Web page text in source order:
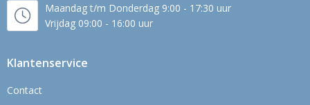
Maandag t/m Donderdag 9:00 - 17:30 uur
Vrijdag 09:00 - 16:00 uur
Klantenservice
Contact